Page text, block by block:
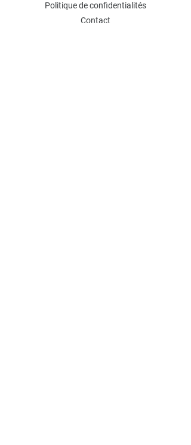
Politique de confidentialités
Contact